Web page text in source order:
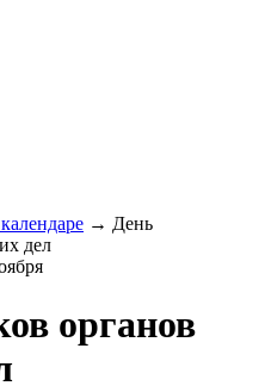
→ День
дел
органов